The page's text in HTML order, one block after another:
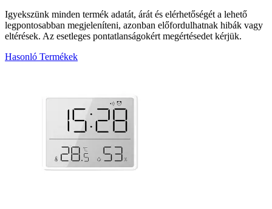
Igyekszünk minden termék adatát, árát és elérhetőségét a lehető
legpontosabban megjeleníteni, azonban előfordulhatnak hibák vagy
eltérések. Az esetleges pontatlanságokért megértésedet kérjük.
Hasonló Termékek